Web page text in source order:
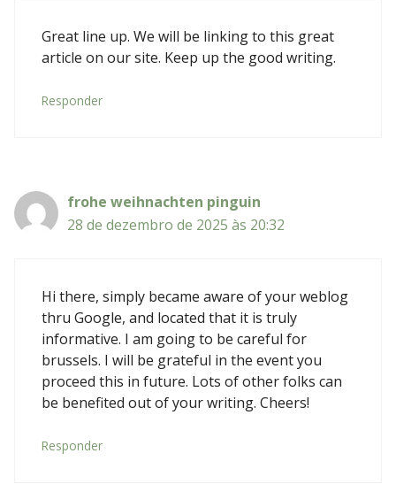
Great line up. We will be linking to this great
article on our site. Keep up the good writing.
Responder
frohe weihnachten pinguin
28 de dezembro de 2025 às 20:32
Hi there, simply became aware of your weblog
thru Google, and located that it is truly
informative. I am going to be careful for
brussels. I will be grateful in the event you
proceed this in future. Lots of other folks can
be benefited out of your writing. Cheers!
Responder